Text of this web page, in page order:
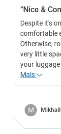
“Nice &
Despite it's
comfortable
Otherwise,
very little
your
Mais
M